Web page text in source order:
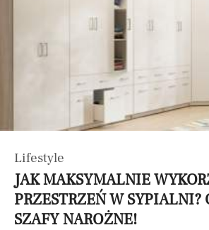
Lifestyle
JAK MAKSYMALNIE
PRZESTRZEŃ W SYPIALNI?
SZAFY NAROŻNE!